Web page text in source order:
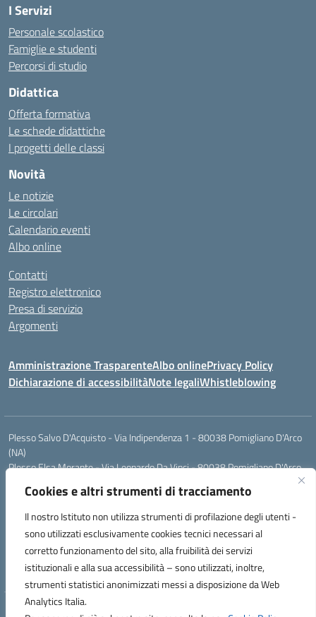
Cookies e altri strumenti di tracciamento
Il nostro Istituto non utilizza strumenti di profilazione degli utenti -
sono utilizzati esclusivamente cookies tecnici necessari al
corretto funzionamento del sito, alla fruibilità dei servizi
istituzionali e alla sua accessibilità – sono utilizzati, inoltre,
strumenti statistici anonimizzati messi a disposizione da Web
Analytics Italia.
I Servizi
Personale scolastico
Famiglie e studenti
Percorsi di studio
Didattica
Offerta formativa
Le schede didattiche
I progetti delle classi
Novità
Le notizie
Le circolari
Calendario eventi
Albo online
Contatti
Registro elettronico
Presa di servizio
Argomenti
Amministrazione TrasparenteAlbo onlinePrivacy Policy
Dichiarazione di accessibilitàNote legaliWhistleblowing
Plesso Salvo D'Acquisto - Via Indipendenza 1 - 80038 Pomigliano D'Arco
(NA)
Plesso Elsa Morante - Via Leonardo Da Vinci - 80038 Pomigliano D'Arco
Plesso Leone - Via Pascoli - 80038 Pomigliano D'Arco (NA)
Tel.:0813177304 - Mail: naic8g1003@istruzione.it - Pec:
Codice Univoco ufficio: UIECQ7
codice Meccanografico: NAIC8G1003
Codice Fiscale: 93076670632
Hosting & Powered by 3D Solution S.r.l.